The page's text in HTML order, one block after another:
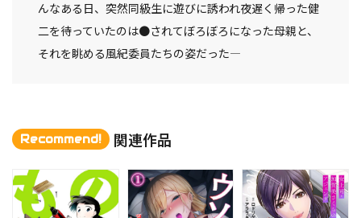
んなある日、突然同級生に遊びに誘われ夜遅く帰った健
二を待っていたのは●されてぼろぼろになった母親と、
それを眺める風紀委員たちの姿だった―
Recommend! 関連作品